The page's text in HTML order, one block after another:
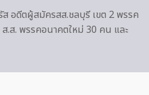
อดีตผู้สมัครสส.ชลบุรี เขต 2 พรรค
ส. พรรคอนาคตใหม่ 30 คน และ